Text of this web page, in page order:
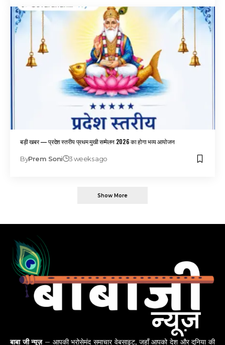
बड़ी खबर — प्रदेश स्तरीय प्रथम मुखी सम्मेलन 2026 का होगा भव्य आयोजन
ByPrem Soni 3 weeks ago
Show More
बाबा जी न्यूज़– आपकी भरोसेमंद समाचार वेबसाइट, जहाँ आपको देश और दुनिया की